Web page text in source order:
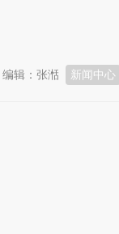
新闻中心
编辑：张湉